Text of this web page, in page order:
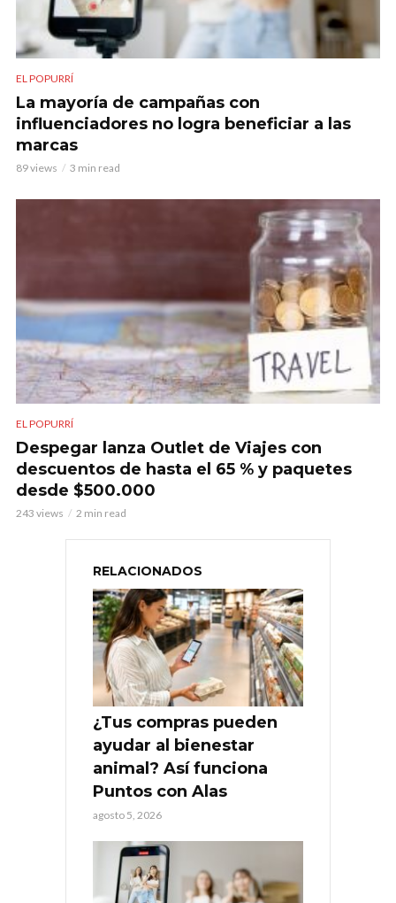
EL POPURRÍ
La mayoría de campañas con
influenciadores no logra beneficiar a las
marcas
89 views 3 min read
EL POPURRÍ
Despegar lanza Outlet de Viajes con
descuentos de hasta el 65 % y paquetes
desde $500.000
243 views 2 min read
RELACIONADOS
¿Tus compras pueden
ayudar al bienestar
animal? Así funciona
Puntos con Alas
agosto 5, 2026